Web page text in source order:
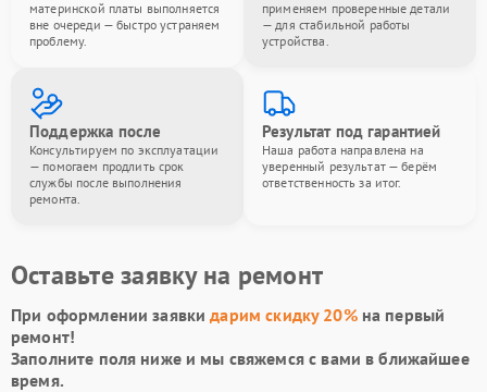
материнской платы выполняется
вне очереди — быстро устраняем
проблему.
применяем проверенные детали
— для стабильной работы
устройства.
Поддержка после
Консультируем по эксплуатации
— помогаем продлить срок
службы после выполнения
ремонта.
Результат под гарантией
Наша работа направлена на
уверенный результат — берём
ответственность за итог.
Оставьте заявку на ремонт
При оформлении заявкидарим скидку 20%на первый
ремонт!
Заполните поля ниже и мы свяжемся с вами в ближайшее
время.